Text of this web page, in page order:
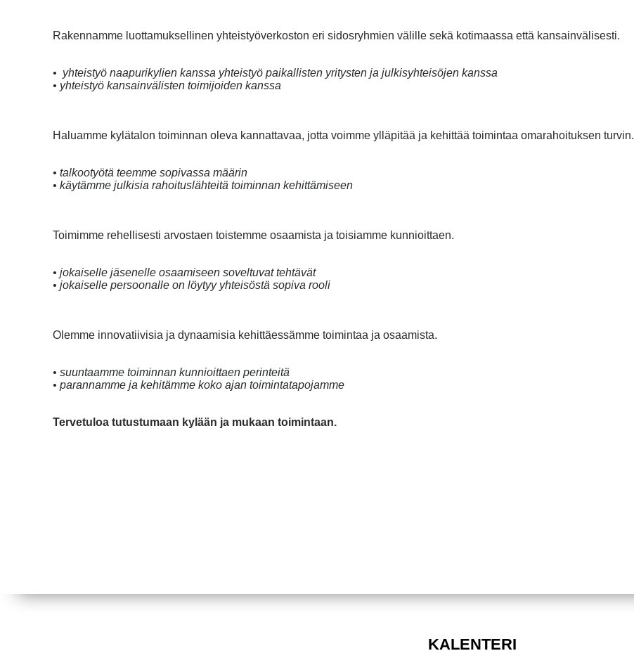
Rakennamme luottamuksellinen yhteistyöverkoston eri sidosryhmien välille sekä kotimaassa että kansainvälisesti.
• yhteistyö naapurikylien kanssa yhteistyö paikallisten yritysten ja julkisyhteisöjen kanssa
• yhteistyö kansainvälisten toimijoiden kanssa
Haluamme kylätalon toiminnan oleva kannattavaa, jotta voimme ylläpitää ja kehittää toimintaa omarahoituksen turvin.
• talkootyötä teemme sopivassa määrin
• käytämme julkisia rahoituslähteitä toiminnan kehittämiseen
Toimimme rehellisesti arvostaen toistemme osaamista ja toisiamme kunnioittaen.
• jokaiselle jäsenelle osaamiseen soveltuvat tehtävät
• jokaiselle persoonalle on löytyy yhteisöstä sopiva rooli
Olemme innovatiivisia ja dynaamisia kehittäessämme toimintaa ja osaamista.
• suuntaamme toiminnan kunnioittaen perinteitä
• parannamme ja kehitämme koko ajan toimintatapojamme
Tervetuloa tutustumaan kylään ja mukaan toimintaan.
KALENTERI